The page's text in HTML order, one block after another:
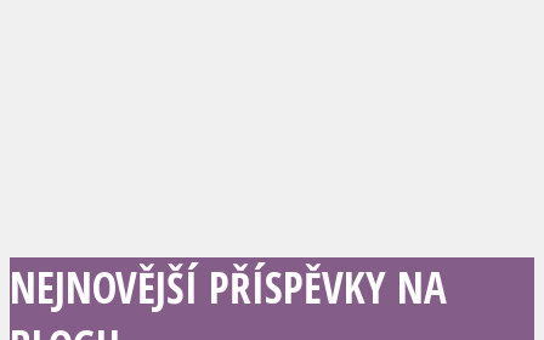
NEJNOVĚJŠÍ PŘÍSPĚVKY NA